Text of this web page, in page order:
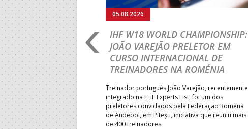
CHAMPIONSHIP:
FASE A
CUP
na fase de grupos da
mede forças com o
no primeiro embate dos
entre o 17.º e 32.º lugare do
sub-18 Feminino.
05.08.2026
IHF W18 WORLD CHAMPIONSHIP:
JOÃO VAREJÃO PRELETOR EM
CURSO INTERNACIONAL DE
TREINADORES NA ROMÉNIA
Treinador português João Varejão, recentemente
integrado na EHF Experts List, foi um dos
preletores convidados pela Federação Romena
de Andebol, em Pitești, iniciativa que reuniu mais
de 400 treinadores.